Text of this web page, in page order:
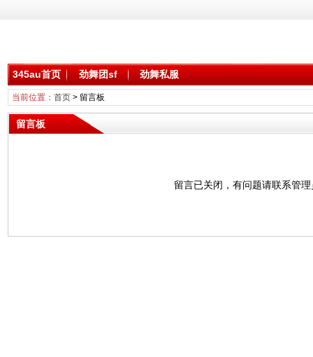
345au首页 劲舞团sf 劲舞私服
当前位置： 首页> 留言板
留言板
留言已关闭，有问题请联系管理